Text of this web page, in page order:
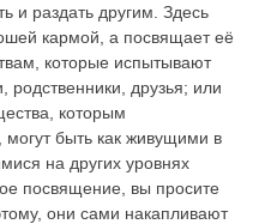
и раздать другим. Здесь
кармой, а посвящает её
которые испытывают
родственники, друзья; или
которым
могут быть как живущими в
на других уровнях
посвящение, вы просите
они сами накапливают